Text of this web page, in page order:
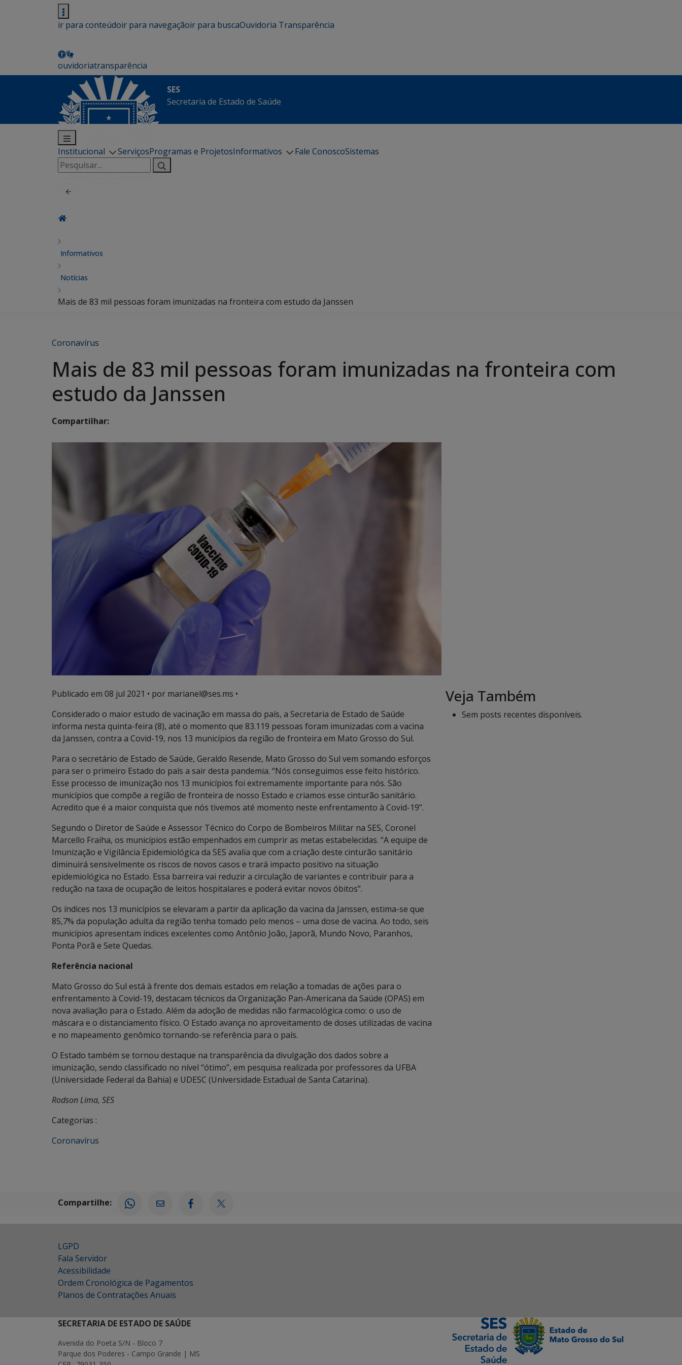
ir para conteúdoir para navegaçãoir para buscaOuvidoria Transparência
ouvidoriatransparência
SES
Secretaria de Estado de Saúde
Institucional ServiçosProgramas e ProjetosInformativos Fale ConoscoSistemas
Pesquisar
por:
Informativos
Notícias
Mais de 83 mil pessoas foram imunizadas na fronteira com estudo da Janssen
Coronavírus
Mais de 83 mil pessoas foram imunizadas na fronteira com
estudo da Janssen
Compartilhar:
Publicado em 08 jul 2021 • por marianel@ses.ms •
Considerado o maior estudo de vacinação em massa do país, a Secretaria de Estado de Saúde
informa nesta quinta-feira (8), até o momento que 83.119 pessoas foram imunizadas com a vacina
da Janssen, contra a Covid-19, nos 13 municípios da região de fronteira em Mato Grosso do Sul.
Para o secretário de Estado de Saúde, Geraldo Resende, Mato Grosso do Sul vem somando esforços
para ser o primeiro Estado do país a sair desta pandemia. “Nós conseguimos esse feito histórico.
Esse processo de imunização nos 13 municípios foi extremamente importante para nós. São
municípios que compõe a região de fronteira de nosso Estado e criamos esse cinturão sanitário.
Acredito que é a maior conquista que nós tivemos até momento neste enfrentamento à Covid-19”.
Segundo o Diretor de Saúde e Assessor Técnico do Corpo de Bombeiros Militar na SES, Coronel
Marcello Fraiha, os municípios estão empenhados em cumprir as metas estabelecidas. “A equipe de
Imunização e Vigilância Epidemiológica da SES avalia que com a criação deste cinturão sanitário
diminuirá sensivelmente os riscos de novos casos e trará impacto positivo na situação
epidemiológica no Estado. Essa barreira vai reduzir a circulação de variantes e contribuir para a
redução na taxa de ocupação de leitos hospitalares e poderá evitar novos óbitos”.
Os índices nos 13 municípios se elevaram a partir da aplicação da vacina da Janssen, estima-se que
85,7% da população adulta da região tenha tomado pelo menos – uma dose de vacina. Ao todo, seis
municípios apresentam índices excelentes como Antônio João, Japorã, Mundo Novo, Paranhos,
Ponta Porã e Sete Quedas.
Referência nacional
Mato Grosso do Sul está à frente dos demais estados em relação a tomadas de ações para o
enfrentamento à Covid-19, destacam técnicos da Organização Pan-Americana da Saúde (OPAS) em
nova avaliação para o Estado. Além da adoção de medidas não farmacológica como: o uso de
máscara e o distanciamento físico. O Estado avança no aproveitamento de doses utilizadas de vacina
e no mapeamento genômico tornando-se referência para o país.
O Estado também se tornou destaque na transparência da divulgação dos dados sobre a
imunização, sendo classificado no nível “ótimo”, em pesquisa realizada por professores da UFBA
(Universidade Federal da Bahia) e UDESC (Universidade Estadual de Santa Catarina).
Rodson Lima, SES
Categorias :
Coronavírus
Veja Também
Sem posts recentes disponíveis.
Compartilhe:
LGPD
Fala Servidor
Acessibilidade
Ordem Cronológica de Pagamentos
Planos de Contratações Anuais
SECRETARIA DE ESTADO DE SAÚDE
Avenida do Poeta S/N - Bloco 7
Parque dos Poderes - Campo Grande | MS